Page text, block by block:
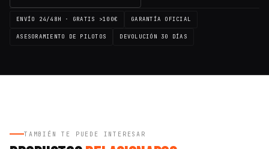
ENVÍO 24/48H · GRATIS >100€ GARANTÍA OFICIAL
ASESORAMIENTO DE PILOTOS DEVOLUCIÓN 30 DÍAS
TAMBIÉN TE PUEDE INTERESAR